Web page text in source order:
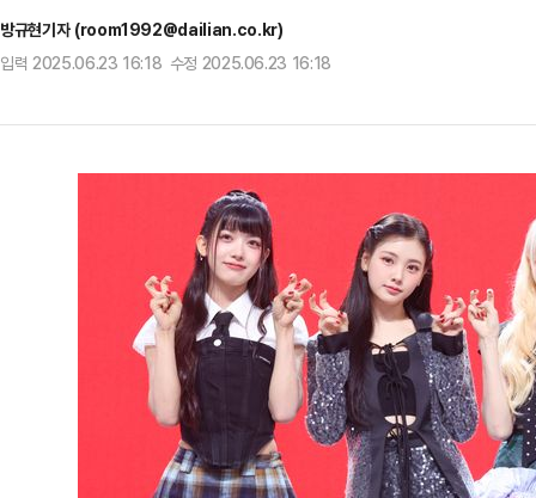
방규현기자 (room1992@dailian.co.kr)
입력 2025.06.23 16:18 수정 2025.06.23 16:18